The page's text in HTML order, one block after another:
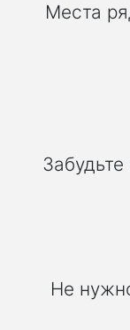
Места
Не